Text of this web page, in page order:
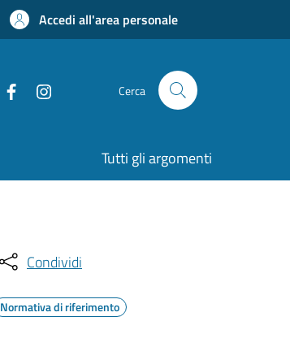
Accedi all'area personale
Cerca
Tutti gli argomenti
Condividi
Normativa di riferimento